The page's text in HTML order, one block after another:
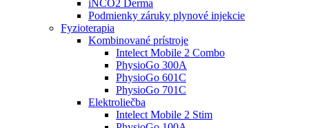
iNCO2 Derma
Podmienky záruky plynové injekcie
Fyzioterapia
Kombinované prístroje
Intelect Mobile 2 Combo
PhysioGo 300A
PhysioGo 601C
PhysioGo 701C
Elektroliečba
Intelect Mobile 2 Stim